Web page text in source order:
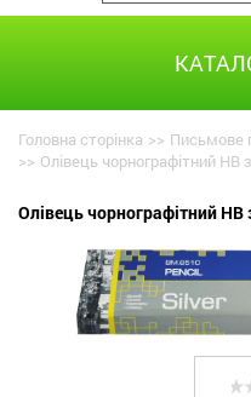
Головна сторінка >> Письмове
>> Олівець чорнографітний НВ
Олівець чорнографітний